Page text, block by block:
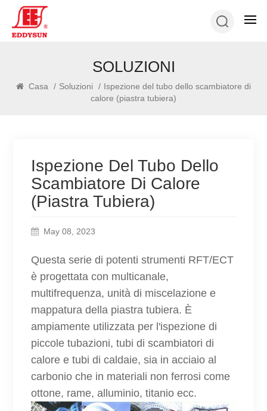
SOLUZIONI
Casa / Soluzioni / Ispezione del tubo dello scambiatore di
calore (piastra tubiera)
Ispezione Del Tubo Dello
Scambiatore Di Calore
(piastra Tubiera)
May 08, 2023
Questa serie di potenti strumenti RFT/ECT
è progettata con multicanale,
multifrequenza, unità di miscelazione e
mappatura della piastra tubiera. È
ampiamente utilizzata per l'ispezione di
piccole tubazioni, tubi di scambiatori di
calore e tubi di caldaie, sia in acciaio al
carbonio che in materiali non ferrosi come
ottone, rame, alluminio, titanio ecc.